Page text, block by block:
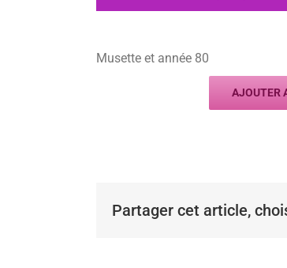
Musette et année 80
AJOUTER
Partager cet article,